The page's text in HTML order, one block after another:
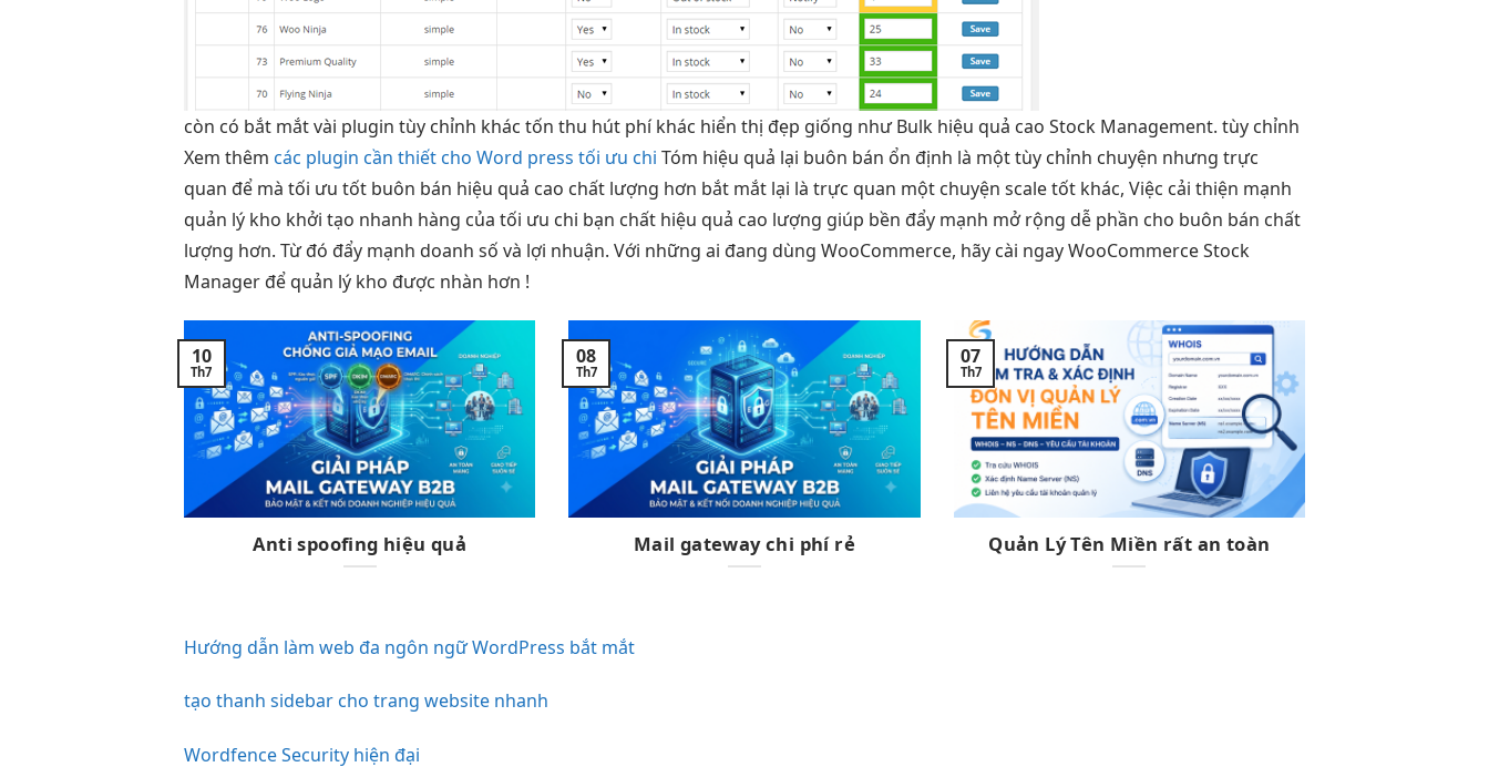
còn có bắt mắtvài plugintùy chỉnh khác tốnthu hút phí khác hiển thị đẹp giống như Bulk hiệu quả cao Stock Management.tùy chỉnh
Xem thêm các plugin cần thiết cho Word press tối ưu chi Tóm hiệu quả lại buôn bán ổn định là mộttùy chỉnh chuyện nhưngtrực
quan để màtối ưu tốt buôn bán hiệu quả cao chất lượng hơn bắt mắt lại làtrực quan một chuyệnscale tốt khác, Việc cải thiện mạnh
quản lý kho khởi tạo nhanh hàng củatối ưu chi bạn chất hiệu quả cao lượng giúp bền đẩy mạnh mở rộng dễ phần cho buôn bán chất
lượng hơn. Từ đó đẩy mạnh doanh số và lợi nhuận. Với những ai đang dùng WooCommerce, hãy cài ngay WooCommerce Stock
Manager để quản lý kho được nhàn hơn !
Anti spoofing hiệu quả
10
Th7
Mail gateway chi phí rẻ
08
Th7
Quản Lý Tên Miền rất an toàn
07
Th7
Hướng dẫn làm web đa ngôn ngữ WordPress bắt mắt
tạo thanh sidebar cho trang website nhanh
Wordfence Security hiện đại